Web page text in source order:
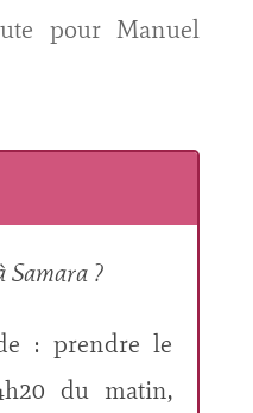
pour Manuel
Samara ?
: prendre le
du matin,